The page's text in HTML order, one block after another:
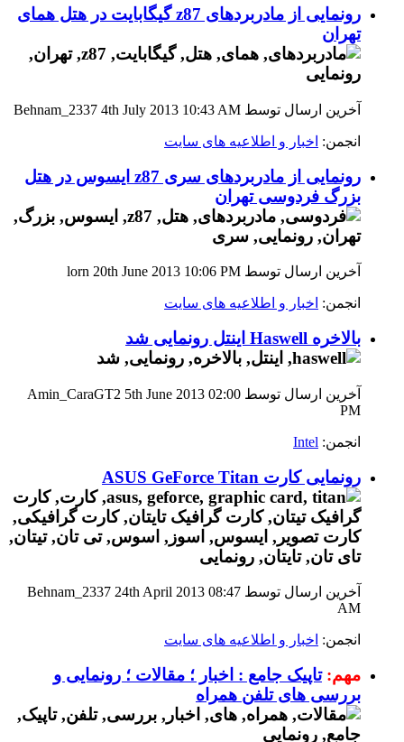
رونمایی از مادربردهای z87 گیگابایت در هتل همای
تهران
آخرین ارسال توسط Behnam_2337 4th July 2013 10:43 AM
انجمن: اخبار و اطلاعیه های سایت
رونمایی از مادربردهای سری z87 ایسوس در هتل
بزرگ فردوسی تهران
آخرین ارسال توسط lorn 20th June 2013 10:06 PM
انجمن: اخبار و اطلاعیه های سایت
بالاخره Haswell اینتل رونمایی شد
آخرین ارسال توسط Amin_CaraGT2 5th June 2013 02:00
PM
انجمن: Intel
رونمایی کارت ASUS GeForce Titan
آخرین ارسال توسط Behnam_2337 24th April 2013 08:47
AM
انجمن: اخبار و اطلاعیه های سایت
مهم:تاپیک جامع : اخبار ؛ مقالات ؛ رونمایی و
بررسی های تلفن همراه